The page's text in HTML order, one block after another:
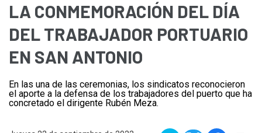
Registro Proveedores
Licitaciones
Reglamentos
Plan Maestro
Prensa
LA CONMEMORACIÓN DEL DÍA
DEL TRABAJADOR PORTUARIO
EN SAN ANTONIO
En las una de las ceremonias, los sindicatos reconocieron
el aporte a la defensa de los trabajadores del puerto que ha
concretado el dirigente Rubén Meza.